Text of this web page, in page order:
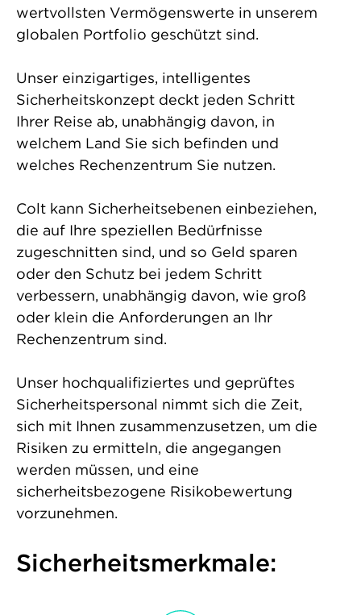
wertvollsten Vermögenswerte in unserem
globalen Portfolio geschützt sind.
Unser einzigartiges, intelligentes
Sicherheitskonzept deckt jeden Schritt
Ihrer Reise ab, unabhängig davon, in
welchem Land Sie sich befinden und
welches Rechenzentrum Sie nutzen.
Colt kann Sicherheitsebenen einbeziehen,
die auf Ihre speziellen Bedürfnisse
zugeschnitten sind, und so Geld sparen
oder den Schutz bei jedem Schritt
verbessern, unabhängig davon, wie groß
oder klein die Anforderungen an Ihr
Rechenzentrum sind.
Unser hochqualifiziertes und geprüftes
Sicherheitspersonal nimmt sich die Zeit,
sich mit Ihnen zusammenzusetzen, um die
Risiken zu ermitteln, die angegangen
werden müssen, und eine
sicherheitsbezogene Risikobewertung
vorzunehmen.
Sicherheitsmerkmale: